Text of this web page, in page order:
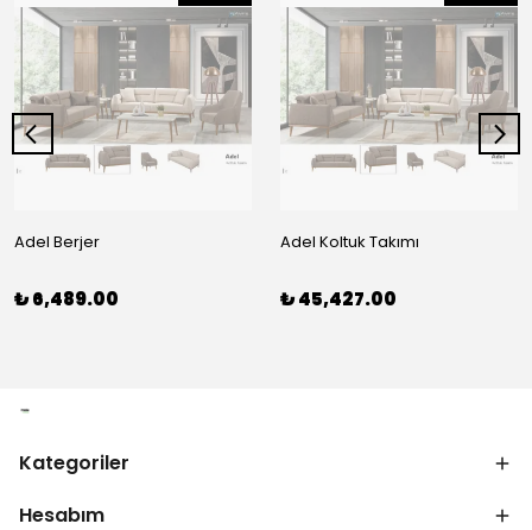
Adel Berjer
₺ 6,489.00
Adel Koltuk Takımı
₺ 45,427.00
Kategoriler
Hesabım